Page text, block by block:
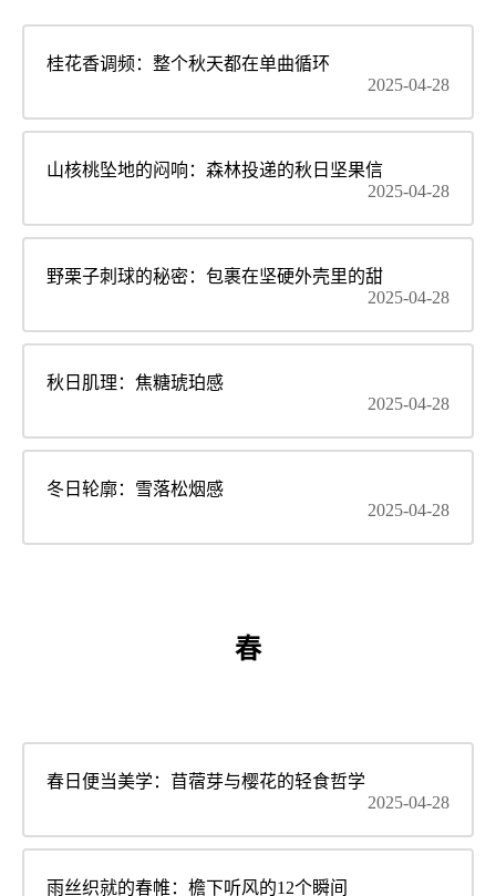
桂花香调频：整个秋天都在单曲循环
2025-04-28
山核桃坠地的闷响：森林投递的秋日坚果信
2025-04-28
野栗子刺球的秘密：包裹在坚硬外壳里的甜
2025-04-28
秋日肌理：焦糖琥珀感
2025-04-28
冬日轮廓：雪落松烟感
2025-04-28
春
春日便当美学：苜蓿芽与樱花的轻食哲学
2025-04-28
雨丝织就的春帷：檐下听风的12个瞬间